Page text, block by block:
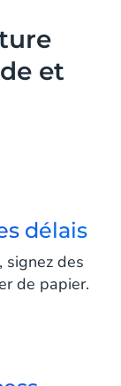
et
délais
signez des
de papier.